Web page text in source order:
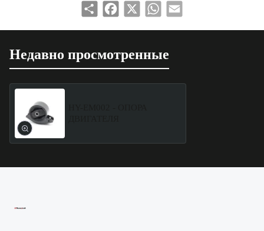
Share Facebook WhatsApp
Недавно просмотренные